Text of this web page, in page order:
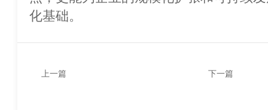
化基础。
上一篇
下一篇